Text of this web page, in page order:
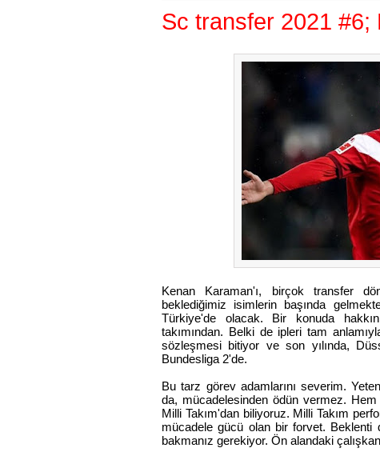
Sc transfer 2021 #6;
Kenan Karaman'ı, birçok transfer
beklediğimiz isimlerin başında
Türkiye'de olacak. Bir konuda
takımından. Belki de ipleri tam
sözleşmesi bitiyor ve son yılında,
Bundesliga 2'de.
Bu tarz görev adamlarını severim.
da, mücadelesinden ödün vermez.
Milli Takım'dan biliyoruz. Milli Takım
mücadele gücü olan bir forvet. Beklenti
bakmanız gerekiyor. Ön alandaki